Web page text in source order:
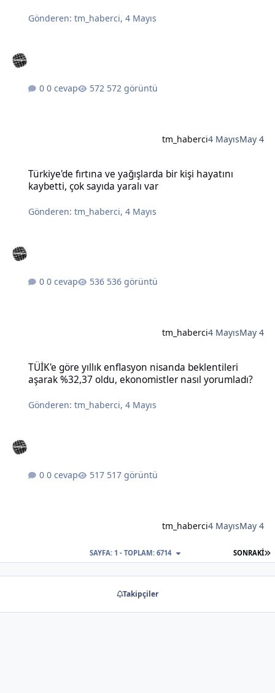
Gönderen:tm_haberci,4 Mayıs
0 cevap 572 görüntü
tm_haberci4 MayısMay 4
Türkiye'de fırtına ve yağışlarda bir kişi hayatını
kaybetti, çok sayıda yaralı var
Gönderen:tm_haberci,4 Mayıs
0 cevap 536 görüntü
tm_haberci4 MayısMay 4
TÜİK'e göre yıllık enflasyon nisanda beklentileri
aşarak %32,37 oldu, ekonomistler nasıl yorumladı?
Gönderen:tm_haberci,4 Mayıs
0 cevap 517 görüntü
tm_haberci4 MayısMay 4
SONRAKI
SAYFA: 1 - TOPLAM: 6714
Takipçiler